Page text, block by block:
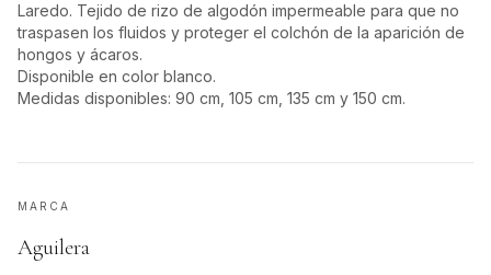
Laredo. Tejido de rizo de algodón impermeable para que no
traspasen los fluidos y proteger el colchón de la aparición de
hongos y ácaros.
Disponible en color blanco.
Medidas disponibles: 90 cm, 105 cm, 135 cm y 150 cm.
MARCA
Aguilera